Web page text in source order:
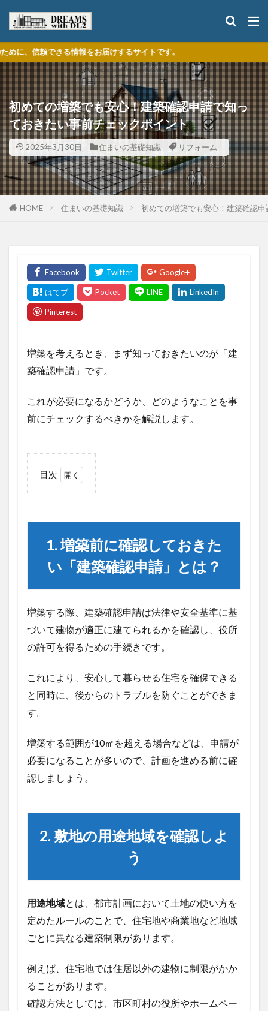
報をお届けするサイトです。
初めての増築でも安心！建築確認申請で知っ
ておきたい事前チェックポイント
2025年3月30日 住まいの基礎知識 リフォーム
HOME 住まいの基礎知識 初めての増築でも安心！建築確認
増築を考えるとき、まず知っておきたいのが「建
築確認申請」です。
これが必要になるかどうか、どのようなことを事
前にチェックするべきかを解説します。
目次
して
おき
たい
請」
と
2.
敷
地
用
地
を
確
3
積
率：
増築
に必
要な
ース
保す
る
1. 増築前に確認しておきた
い「建築確認申請」とは？
増築する際、建築確認申請は法律や安全基準に基
づいて建物が適正に建てられるかを確認し、役所
の許可を得るための手続きです。
これにより、安心して暮らせる住宅を確保できる
と同時に、後からのトラブルを防ぐことができま
す。
増築する範囲が10㎡を超える場合などは、申請が
必要になることが多いので、計画を進める前に確
認しましょう。
2. 敷地の用途地域を確認しよ
う
用途地域とは、都市計画において土地の使い方を
定めたルールのことで、住宅地や商業地など地域
ごとに異なる建築制限があります。
例えば、住宅地では住居以外の建物に制限がかか
ることがあります。
確認方法としては、市区町村の役所やホームペー